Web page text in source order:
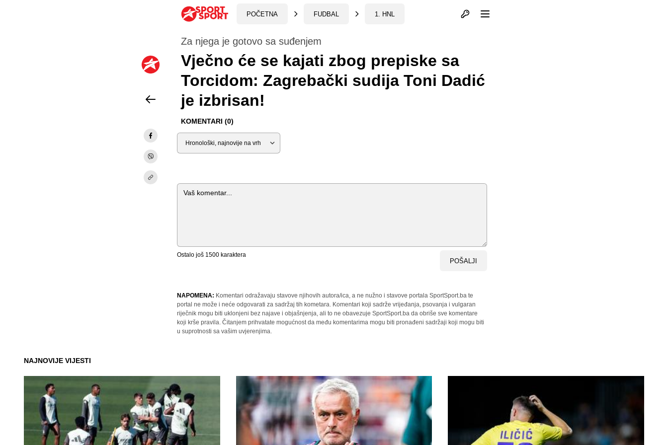
POČETNA FUDBAL 1. HNL Otvori profil
Za njega je gotovo sa suđenjem
Vječno će se kajati zbog prepiske sa
Torcidom: Zagrebački sudija Toni Dadić
je izbrisan!
KOMENTARI (0)
Sortiraj
Komentar
Ostalo još 1500 karaktera
POŠALJI
NAPOMENA: Komentari odražavaju stavove njihovih autora/ica, a ne nužno i stavove portala SportSport.ba te
portal ne može i neće odgovarati za sadržaj tih kometara. Komentari koji sadrže vrijeđanja, psovanja i vulgaran
riječnik mogu biti uklonjeni bez najave i objašnjenja, ali to ne obavezuje SportSport.ba da obriše sve komentare
koji krše pravila. Čitanjem prihvatate mogućnost da među komentarima mogu biti pronađeni sadržaji koji mogu biti
u suprotnosti sa vašim uvjerenjima.
NAJNOVIJE VIJESTI